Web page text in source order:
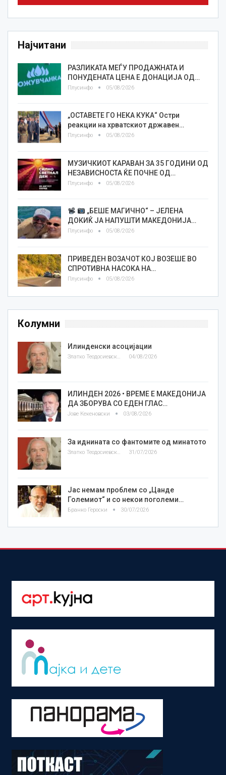
Најчитани
РАЗЛИКАТА МЕЃУ ПРОДАЖНАТА И
ПОНУДЕНАТА ЦЕНА Е ДОНАЦИЈА ОД…
Плусинфо 05/08/2026
„ОСТАВЕТЕ ГО НЕКА КУКА“ Остри
реакции на хрватскиот државен…
Плусинфо 05/08/2026
МУЗИЧКИОТ КАРАВАН ЗА 35 ГОДИНИ ОД
НЕЗАВИСНОСТА ЌЕ ПОЧНЕ ОД…
Плусинфо 05/08/2026
„БЕШЕ МАГИЧНО“ – ЈЕЛЕНА
ДОКИЌ ЈА НАПУШТИ МАКЕДОНИЈА…
Плусинфо 05/08/2026
ПРИВЕДЕН ВОЗАЧОТ КОЈ ВОЗЕШЕ ВО
СПРОТИВНА НАСОКА НА…
Плусинфо 05/08/2026
Колумни
Илинденски асоцијации
Златко Теодосиевски 04/08/2026
ИЛИНДЕН 2026 • ВРЕМЕ Е МАКЕДОНИЈА
ДА ЗБОРУВА СО ЕДЕН ГЛАС…
Јове Кекеновски 03/08/2026
За иднината со фантомите од минатото
Златко Теодосиевски 31/07/2026
Јас немам проблем со „Цанде
Големиот“ и со некои поголеми…
Бранко Героски 30/07/2026